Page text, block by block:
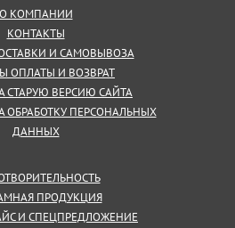
О КОМПАНИИ
КОНТАКТЫ
И САМОВЫВОЗА
ОПЛАТЫ И ВОЗВРАТ
СТАРУЮ ВЕРСИЮ САЙТА
ОБРАБОТКУ ПЕРСОНАЛЬНЫХ
ДАННЫХ
ПРОДУКЦИЯ
И СПЕЦПРЕДЛОЖЕНИЕ